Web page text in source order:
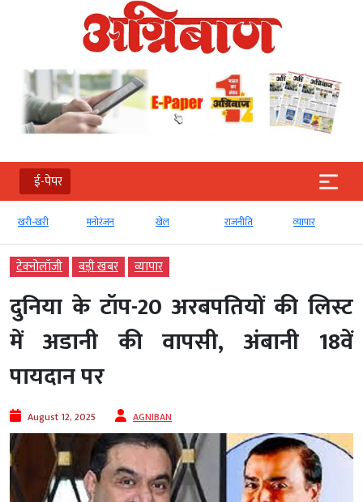
ई-पेपर
खरी-खरी मनोरंजन खेल राजनीति व्‍यापार
टेक्‍नोलॉजी बड़ी खबर व्‍यापार
दुनिया के टॉप-20 अरबपतियों की लिस्ट
में अडानी की वापसी, अंबानी 18वें
पायदान पर
August 12, 2025 AGNIBAN